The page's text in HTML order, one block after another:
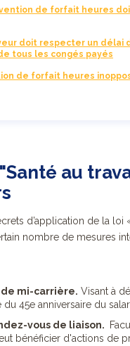
de forfait heures
doit respecter un délai
tous les congés payés
de forfait heures
au
d’application de la loi
nombre de mesures
mi-carrière. Visant à
du 45e anniversaire du
vous de liaison.
bénéficier d'actions de